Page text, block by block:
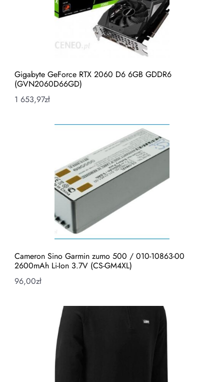
Gigabyte GeForce RTX 2060 D6 6GB GDDR6
(GVN2060D66GD)
1 653,97zł
Cameron Sino Garmin zumo 500 / 010-10863-00
2600mAh Li-Ion 3.7V (CS-GM4XL)
96,00zł